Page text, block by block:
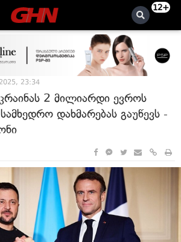
12+
23:34
2 მილიარდი ევროს
დახმარებას გაუწევს -